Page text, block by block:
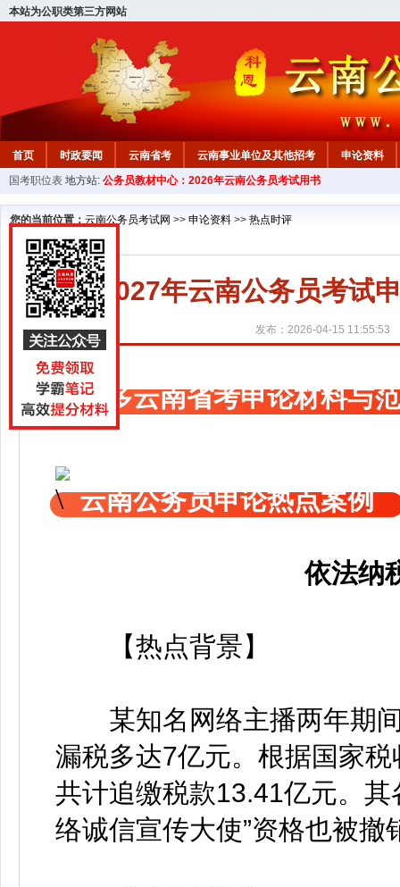
本站为公职类第三方网站
首页 时政要闻 云南省考 云南事业单位及其他招考
申论资料
国考职位表 地方站: 公务员教材中心：2026年云南公务员考试用书
您的当前位置： 云南公务员考试网 >> 申论资料 >> 热点时评
2027年云南公务员考试
发布：2026-04-15 11:55:53
更多云南省考申论材料与
云南公务员申论热点案例
依法纳
【热点背景】
某知名网络主播两年期间
漏税多达7亿元。根据国家
共计追缴税款13.41亿元。
络诚信宣传大使”资格也被撤